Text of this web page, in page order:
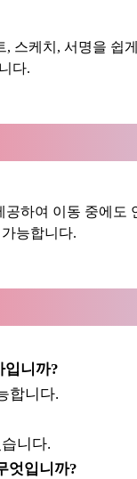
, 스케치, 서명을 쉽
다.
하여 이동 중에도
능합니다.
입니까?
합니다.
니다.
엇입니까?